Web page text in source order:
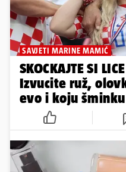
SAVJETI MARINE MAMIĆ
SKOCKAJTE SI
Izvucite ruž,
evo i koju